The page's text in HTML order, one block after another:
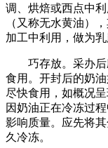
调、烘焙或西点中
（又称无水黄油）
加工中利用，做为乳
巧存放。采办后
食用。开封后的奶
尽快食用，如概况
因奶油正在冷冻过
影响质量。应先将
久冷冻。